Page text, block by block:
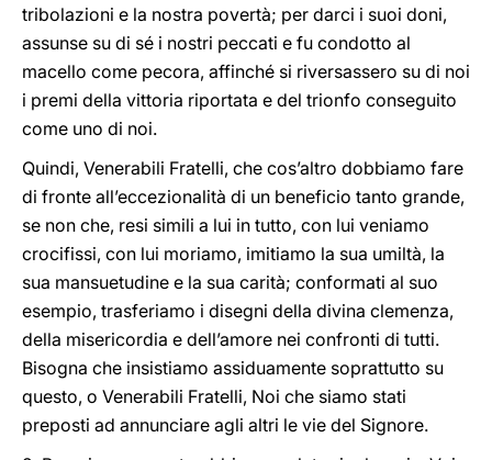
tribolazioni e la nostra povertà; per darci i suoi doni,
assunse su di sé i nostri peccati e fu condotto al
macello come pecora, affinché si riversassero su di noi
i premi della vittoria riportata e del trionfo conseguito
come uno di noi.
Quindi, Venerabili Fratelli, che cos’altro dobbiamo fare
di fronte all’eccezionalità di un beneficio tanto grande,
se non che, resi simili a lui in tutto, con lui veniamo
crocifissi, con lui moriamo, imitiamo la sua umiltà, la
sua mansuetudine e la sua carità; conformati al suo
esempio, trasferiamo i disegni della divina clemenza,
della misericordia e dell’amore nei confronti di tutti.
Bisogna che insistiamo assiduamente soprattutto su
questo, o Venerabili Fratelli, Noi che siamo stati
preposti ad annunciare agli altri le vie del Signore.